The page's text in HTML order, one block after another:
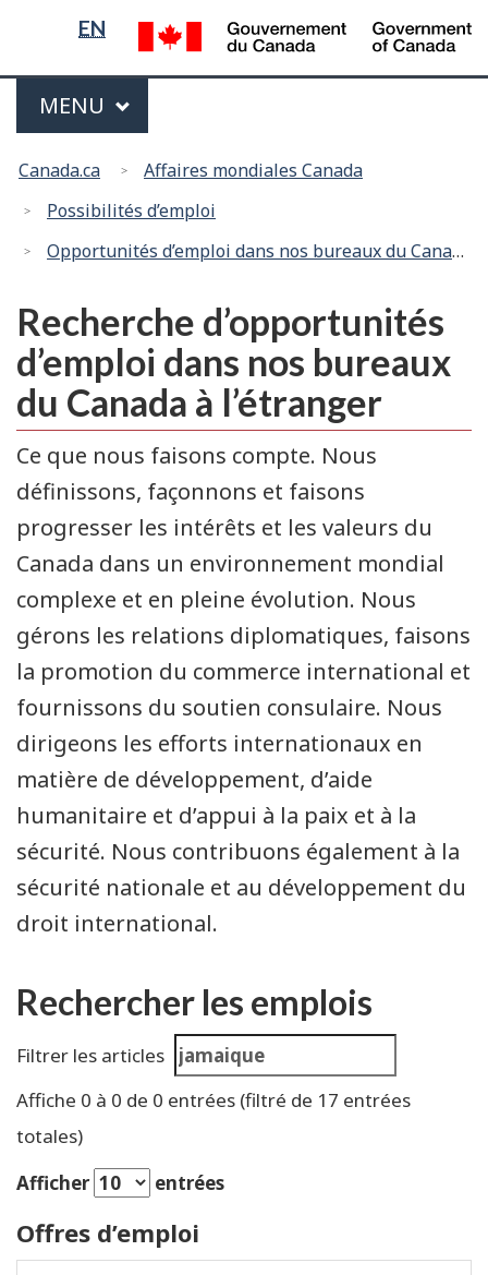
Sélection
langue
EN
of
Menu
MENU PRINCIPAL
êtes
ici
Canada.ca
Affaires mondiales Canada
Possibilités d’emploi
Opportunités d’emploi dans nos bureaux du Canada à l’étranger
Recherche d’opportunités
d’emploi dans nos bureaux
du Canada à l’étranger
Ce que nous faisons compte. Nous
définissons, façonnons et faisons
progresser les intérêts et les valeurs du
Canada dans un environnement mondial
complexe et en pleine évolution. Nous
gérons les relations diplomatiques, faisons
la promotion du commerce international et
fournissons du soutien consulaire. Nous
dirigeons les efforts internationaux en
matière de développement, d’aide
humanitaire et d’appui à la paix et à la
sécurité. Nous contribuons également à la
sécurité nationale et au développement du
droit international.
Rechercher les emplois
Résultats
de
recherche
Filtrer les articles
Affiche 0 à 0 de 0 entrées (filtré de 17 entrées
totales)
Afficher
entrées
Offres d’emploi